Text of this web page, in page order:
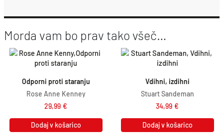
Morda vam bo prav tako všeč…
Odporni proti staranju
Rose Anne Kenney
29,99 €
Dodaj v košarico
Vdihni, izdihni
Stuart Sandeman
34,99 €
Dodaj v košarico